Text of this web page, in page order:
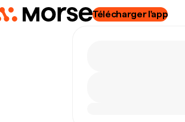
Télécharger l'app